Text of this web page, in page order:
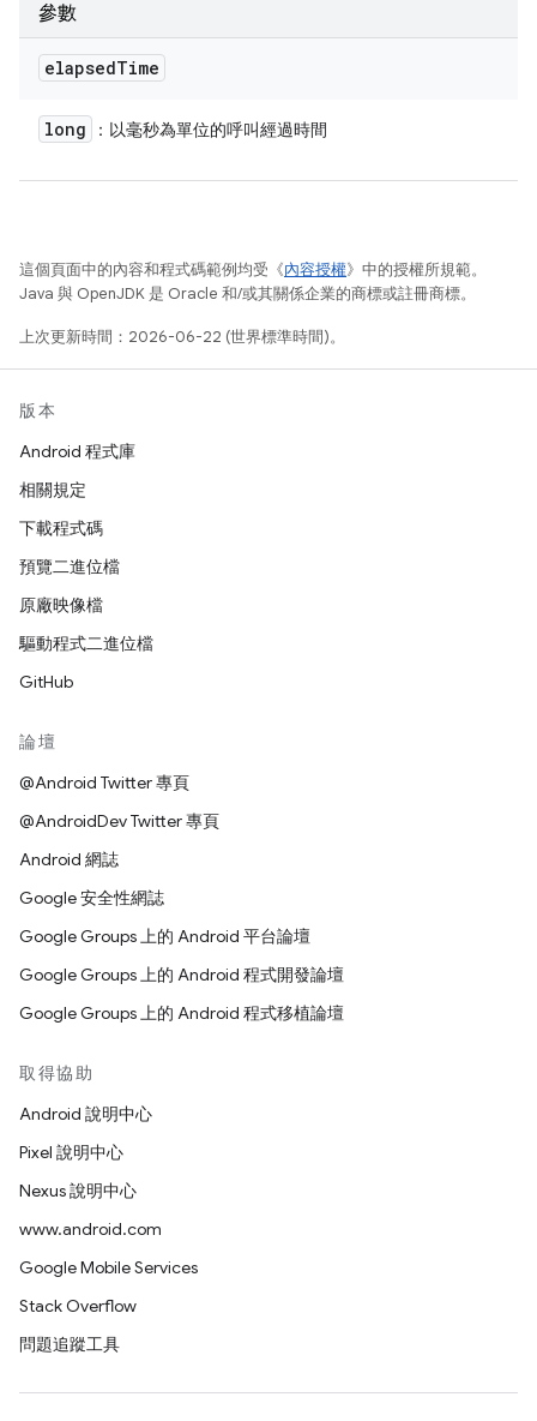
參數
elapsedTime
long ：以毫秒為單位的呼叫經過時間
這個頁面中的內容和程式碼範例均受《內容授權》中的授權所規範。
Java 與 OpenJDK 是 Oracle 和/或其關係企業的商標或註冊商標。
上次更新時間：2026-06-22 (世界標準時間)。
版本
Android 程式庫
相關規定
下載程式碼
預覽二進位檔
原廠映像檔
驅動程式二進位檔
GitHub
論壇
@Android Twitter 專頁
@AndroidDev Twitter 專頁
Android 網誌
Google 安全性網誌
Google Groups 上的 Android 平台論壇
Google Groups 上的 Android 程式開發論壇
Google Groups 上的 Android 程式移植論壇
取得協助
Android 說明中心
Pixel 說明中心
Nexus 說明中心
www.android.com
Google Mobile Services
Stack Overflow
問題追蹤工具